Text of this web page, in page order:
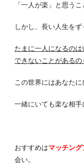
「一人が楽」と思う
しかし、長い人生を
たまに一人になるの
できないことがあるの
この世界にはあなたに
一緒にいても楽な相手
おすすめはマッチング
会い。